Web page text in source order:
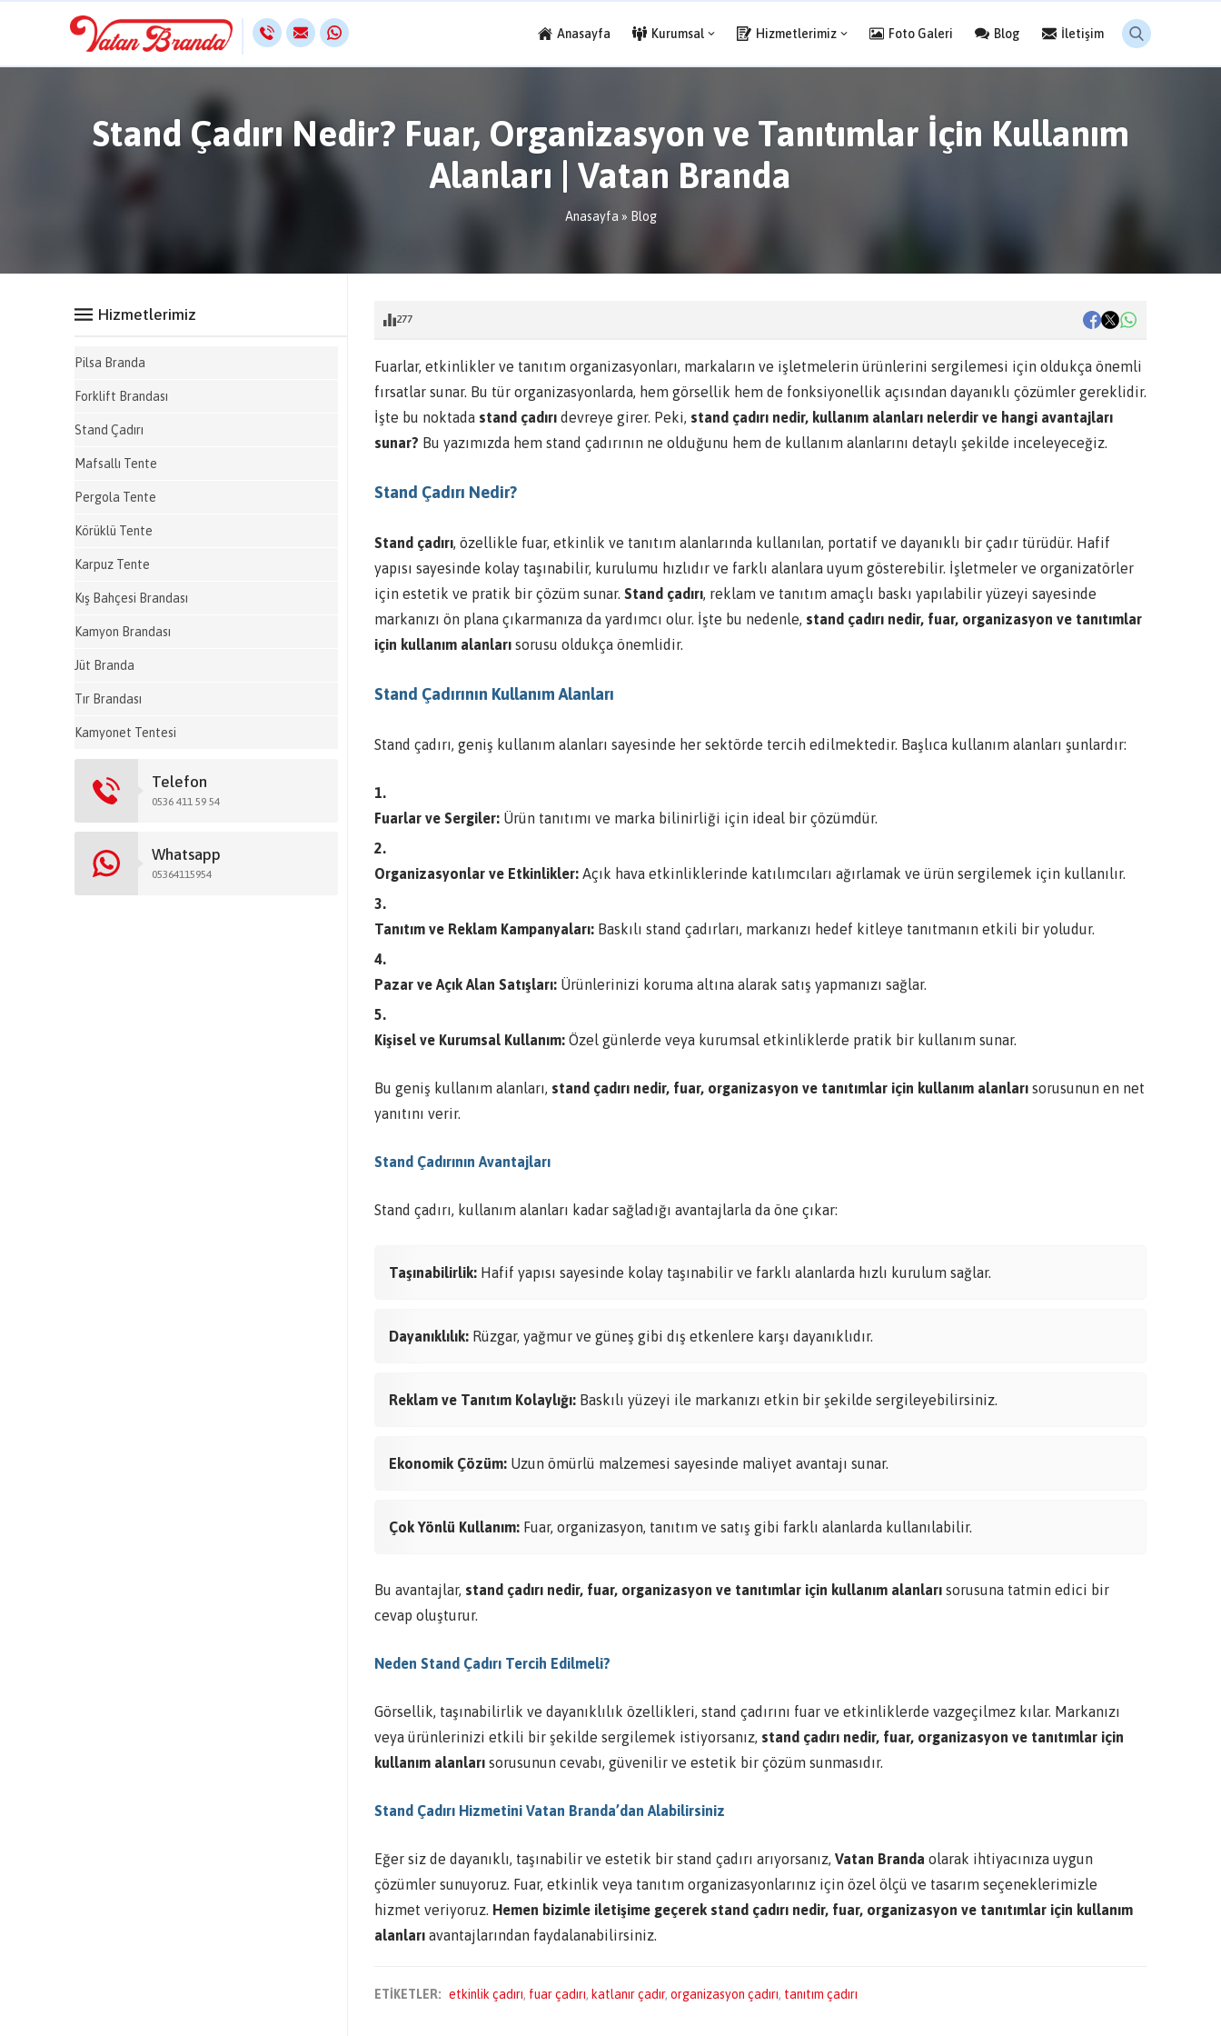
Anasayfa Kurumsal Hizmetlerimiz Foto Galeri Blog İletişim
Stand Çadırı Nedir? Fuar, Organizasyon ve Tanıtımlar İçin Kullanım
Alanları | Vatan Branda
Anasayfa » Blog
277
Fuarlar, etkinlikler ve tanıtım organizasyonları, markaların ve işletmelerin ürünlerini sergilemesi için oldukça önemli
fırsatlar sunar. Bu tür organizasyonlarda, hem görsellik hem de fonksiyonellik açısından dayanıklı çözümler gereklidir.
İşte bu noktada stand çadırı devreye girer. Peki, stand çadırı nedir, kullanım alanları nelerdir ve hangi avantajları
sunar? Bu yazımızda hem stand çadırının ne olduğunu hem de kullanım alanlarını detaylı şekilde inceleyeceğiz.
Stand Çadırı Nedir?
Stand çadırı, özellikle fuar, etkinlik ve tanıtım alanlarında kullanılan, portatif ve dayanıklı bir çadır türüdür. Hafif
yapısı sayesinde kolay taşınabilir, kurulumu hızlıdır ve farklı alanlara uyum gösterebilir. İşletmeler ve organizatörler
için estetik ve pratik bir çözüm sunar. Stand çadırı, reklam ve tanıtım amaçlı baskı yapılabilir yüzeyi sayesinde
markanızı ön plana çıkarmanıza da yardımcı olur. İşte bu nedenle, stand çadırı nedir, fuar, organizasyon ve tanıtımlar
için kullanım alanları sorusu oldukça önemlidir.
Stand Çadırının Kullanım Alanları
Stand çadırı, geniş kullanım alanları sayesinde her sektörde tercih edilmektedir. Başlıca kullanım alanları şunlardır:
Fuarlar ve Sergiler: Ürün tanıtımı ve marka bilinirliği için ideal bir çözümdür.
Organizasyonlar ve Etkinlikler: Açık hava etkinliklerinde katılımcıları ağırlamak ve ürün sergilemek için kullanılır.
Tanıtım ve Reklam Kampanyaları: Baskılı stand çadırları, markanızı hedef kitleye tanıtmanın etkili bir yoludur.
Pazar ve Açık Alan Satışları: Ürünlerinizi koruma altına alarak satış yapmanızı sağlar.
Kişisel ve Kurumsal Kullanım: Özel günlerde veya kurumsal etkinliklerde pratik bir kullanım sunar.
Bu geniş kullanım alanları, stand çadırı nedir, fuar, organizasyon ve tanıtımlar için kullanım alanları sorusunun en net
yanıtını verir.
Stand Çadırının Avantajları
Stand çadırı, kullanım alanları kadar sağladığı avantajlarla da öne çıkar:
Taşınabilirlik: Hafif yapısı sayesinde kolay taşınabilir ve farklı alanlarda hızlı kurulum sağlar.
Dayanıklılık: Rüzgar, yağmur ve güneş gibi dış etkenlere karşı dayanıklıdır.
Reklam ve Tanıtım Kolaylığı: Baskılı yüzeyi ile markanızı etkin bir şekilde sergileyebilirsiniz.
Ekonomik Çözüm: Uzun ömürlü malzemesi sayesinde maliyet avantajı sunar.
Çok Yönlü Kullanım: Fuar, organizasyon, tanıtım ve satış gibi farklı alanlarda kullanılabilir.
Bu avantajlar, stand çadırı nedir, fuar, organizasyon ve tanıtımlar için kullanım alanları sorusuna tatmin edici bir
cevap oluşturur.
Neden Stand Çadırı Tercih Edilmeli?
Görsellik, taşınabilirlik ve dayanıklılık özellikleri, stand çadırını fuar ve etkinliklerde vazgeçilmez kılar. Markanızı
veya ürünlerinizi etkili bir şekilde sergilemek istiyorsanız, stand çadırı nedir, fuar, organizasyon ve tanıtımlar için
kullanım alanları sorusunun cevabı, güvenilir ve estetik bir çözüm sunmasıdır.
Stand Çadırı Hizmetini Vatan Branda’dan Alabilirsiniz
Eğer siz de dayanıklı, taşınabilir ve estetik bir stand çadırı arıyorsanız, Vatan Branda olarak ihtiyacınıza uygun
çözümler sunuyoruz. Fuar, etkinlik veya tanıtım organizasyonlarınız için özel ölçü ve tasarım seçeneklerimizle
hizmet veriyoruz. Hemen bizimle iletişime geçerek stand çadırı nedir, fuar, organizasyon ve tanıtımlar için kullanım
alanları avantajlarından faydalanabilirsiniz.
ETİKETLER: etkinlik çadırı, fuar çadırı, katlanır çadır, organizasyon çadırı, tanıtım çadırı
Hizmetlerimiz
Pilsa Branda
Forklift Brandası
Stand Çadırı
Mafsallı Tente
Pergola Tente
Körüklü Tente
Karpuz Tente
Kış Bahçesi Brandası
Kamyon Brandası
Jüt Branda
Tır Brandası
Kamyonet Tentesi
Telefon
0536 411 59 54
Whatsapp
05364115954